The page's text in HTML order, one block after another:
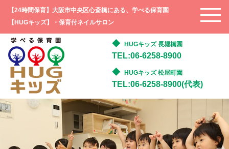
【24時間保育】大阪市中央区心斎橋にある、学べる保育園
【HUGキッズ】・保育付ネイルサロン
HUGキッズ 長堀橋園
TEL:06-6258-8900
HUGキッズ 松屋町園
TEL:06-6258-8900(代表)